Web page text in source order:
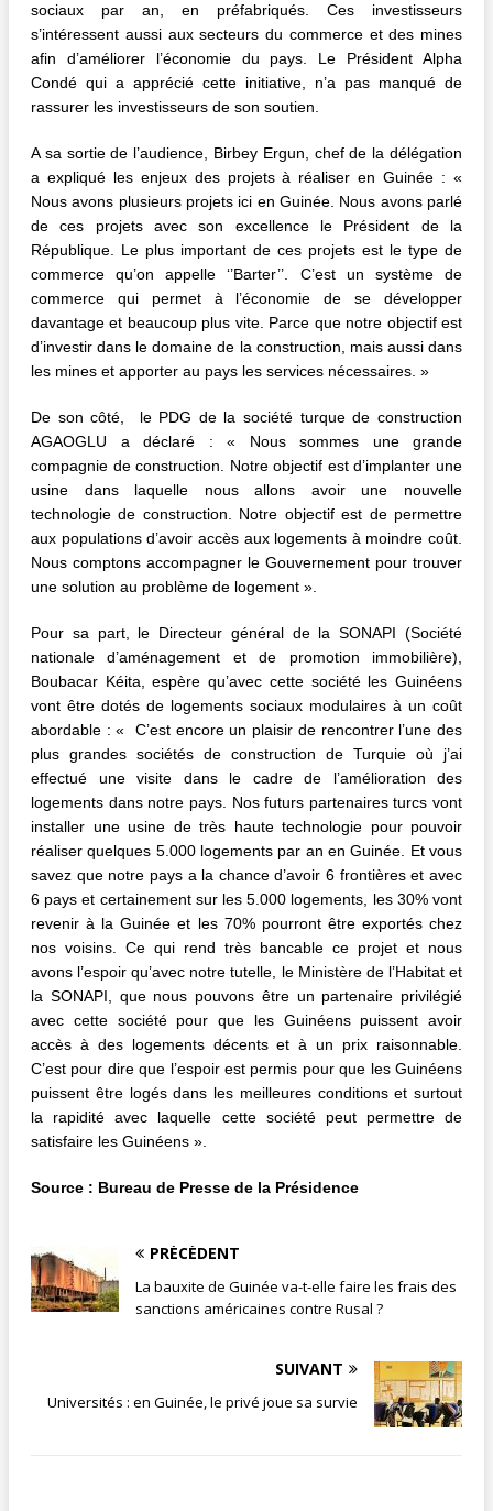
sociaux par an, en préfabriqués. Ces investisseurs
s’intéressent aussi aux secteurs du commerce et des mines
afin d’améliorer l’économie du pays. Le Président Alpha
Condé qui a apprécié cette initiative, n’a pas manqué de
rassurer les investisseurs de son soutien.
A sa sortie de l’audience, Birbey Ergun, chef de la délégation
a expliqué les enjeux des projets à réaliser en Guinée : «
Nous avons plusieurs projets ici en Guinée. Nous avons parlé
de ces projets avec son excellence le Président de la
République. Le plus important de ces projets est le type de
commerce qu’on appelle ‘’Barter’’. C’est un système de
commerce qui permet à l’économie de se développer
davantage et beaucoup plus vite. Parce que notre objectif est
d’investir dans le domaine de la construction, mais aussi dans
les mines et apporter au pays les services nécessaires. »
De son côté, le PDG de la société turque de construction
AGAOGLU a déclaré : « Nous sommes une grande
compagnie de construction. Notre objectif est d’implanter une
usine dans laquelle nous allons avoir une nouvelle
technologie de construction. Notre objectif est de permettre
aux populations d’avoir accès aux logements à moindre coût.
Nous comptons accompagner le Gouvernement pour trouver
une solution au problème de logement ».
Pour sa part, le Directeur général de la SONAPI (Société
nationale d’aménagement et de promotion immobilière),
Boubacar Kéita, espère qu’avec cette société les Guinéens
vont être dotés de logements sociaux modulaires à un coût
abordable : « C’est encore un plaisir de rencontrer l’une des
plus grandes sociétés de construction de Turquie où j’ai
effectué une visite dans le cadre de l’amélioration des
logements dans notre pays. Nos futurs partenaires turcs vont
installer une usine de très haute technologie pour pouvoir
réaliser quelques 5.000 logements par an en Guinée. Et vous
savez que notre pays a la chance d’avoir 6 frontières et avec
6 pays et certainement sur les 5.000 logements, les 30% vont
revenir à la Guinée et les 70% pourront être exportés chez
nos voisins. Ce qui rend très bancable ce projet et nous
avons l’espoir qu’avec notre tutelle, le Ministère de l’Habitat et
la SONAPI, que nous pouvons être un partenaire privilégié
avec cette société pour que les Guinéens puissent avoir
accès à des logements décents et à un prix raisonnable.
C’est pour dire que l’espoir est permis pour que les Guinéens
puissent être logés dans les meilleures conditions et surtout
la rapidité avec laquelle cette société peut permettre de
satisfaire les Guinéens ».
Source : Bureau de Presse de la Présidence
PRÉCÉDENT
La bauxite de Guinée va-t-elle faire les frais des
sanctions américaines contre Rusal ?
SUIVANT
Universités : en Guinée, le privé joue sa survie